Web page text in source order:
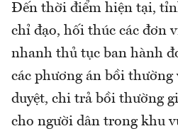
Đến thời điểm hiện tại,
chỉ đạo, hối thúc các đơn
nhanh thủ tục ban hành
các phương án bồi
duyệt, chi trả bồi thường
cho người dân trong khu